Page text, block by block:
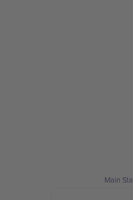
Main